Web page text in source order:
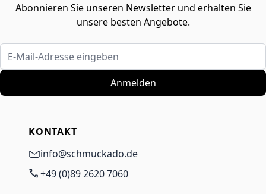
Abonnieren Sie unseren Newsletter und erhalten Sie
unsere besten Angebote.
E-Mail-Adresse eingeben
Anmelden
KONTAKT
info@schmuckado.de
+49 (0)89 2620 7060